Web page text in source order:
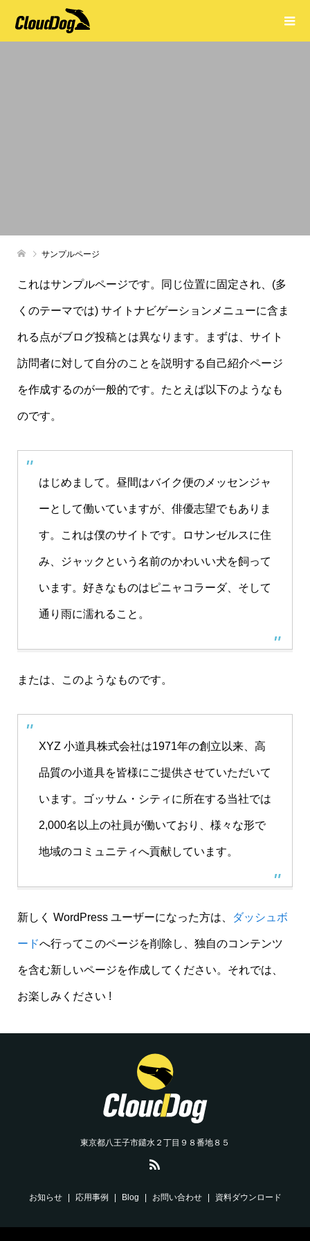
サンプルページ
これはサンプルページです。同じ位置に固定され、(多
くのテーマでは) サイトナビゲーションメニューに含ま
れる点がブログ投稿とは異なります。まずは、サイト
訪問者に対して自分のことを説明する自己紹介ページ
を作成するのが一般的です。たとえば以下のようなも
のです。
はじめまして。昼間はバイク便のメッセンジャ
ーとして働いていますが、俳優志望でもありま
す。これは僕のサイトです。ロサンゼルスに住
み、ジャックという名前のかわいい犬を飼って
います。好きなものはピニャコラーダ、そして
通り雨に濡れること。
または、このようなものです。
XYZ 小道具株式会社は1971年の創立以来、高
品質の小道具を皆様にご提供させていただいて
います。ゴッサム・シティに所在する当社では
2,000名以上の社員が働いており、様々な形で
地域のコミュニティへ貢献しています。
新しく WordPress ユーザーになった方は、 ダッシュボ
ードへ行ってこのページを削除し、独自のコンテンツ
を含む新しいページを作成してください。それでは、
お楽しみください !
東京都八王子市鑓水２丁目９８番地８５
お知らせ 応用事例 Blog お問い合わせ 資料ダウンロード